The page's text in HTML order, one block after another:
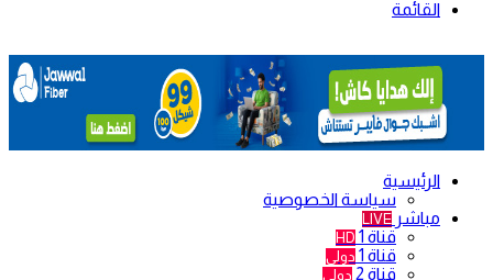
القائمة
الرئيسية
سياسة الخصوصية
مباشر LIVE
قناة 1 HD
قناة 1 دولي
قناة 2 دولي